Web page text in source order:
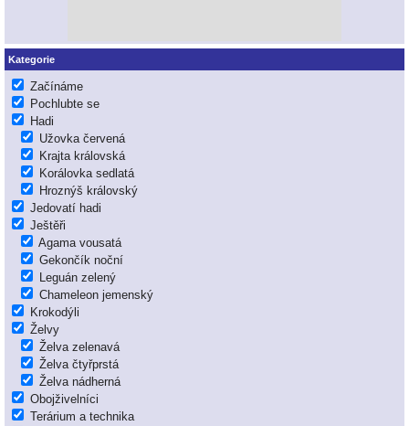
Kategorie
Začínáme
Pochlubte se
Hadi
Užovka červená
Krajta královská
Korálovka sedlatá
Hroznýš královský
Jedovatí hadi
Ještěři
Agama vousatá
Gekončík noční
Leguán zelený
Chameleon jemenský
Krokodýli
Želvy
Želva zelenavá
Želva čtyřprstá
Želva nádherná
Obojživelníci
Terárium a technika